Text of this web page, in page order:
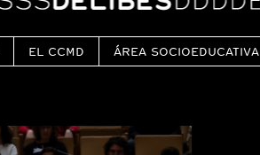
EL CCMD ÁREA SOCIOEDUCATIVA